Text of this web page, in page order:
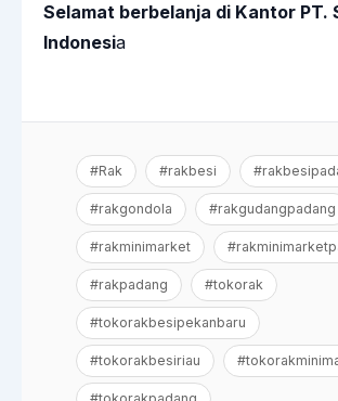
Selamat berbelanja di Kantor PT.
Indonesia
#Rak #rakbesi
#rakgondola #rakgudangpadang
#rakminimarket
#rakpadang #tokorak
#tokorakbesipekanbaru
#tokorakbesiriau